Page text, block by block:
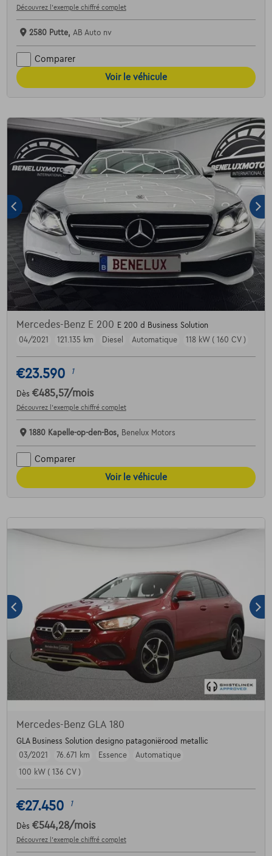
Découvrez l’exemple chiffré complet
2580 Putte, AB Auto nv
Comparer
Voir le véhicule
Mercedes-Benz E 200 E 200 d Business Solution
04/2021
121.135 km Diesel Automatique 118 kW ( 160 CV )
€23.590 1
Dès €485,57/mois
Découvrez l’exemple chiffré complet
1880 Kapelle-op-den-Bos, Benelux Motors
Comparer
Voir le véhicule
Mercedes-Benz GLA 180
GLA Business Solution designo patagoniërood metallic
03/2021
76.671 km Essence
Automatique
100 kW ( 136 CV )
€27.450 1
Dès €544,28/mois
Découvrez l’exemple chiffré complet